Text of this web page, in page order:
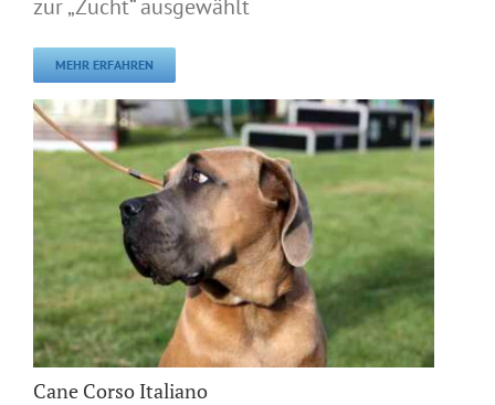
zur „Zucht“ ausgewählt
MEHR ERFAHREN
Cane Corso Italiano